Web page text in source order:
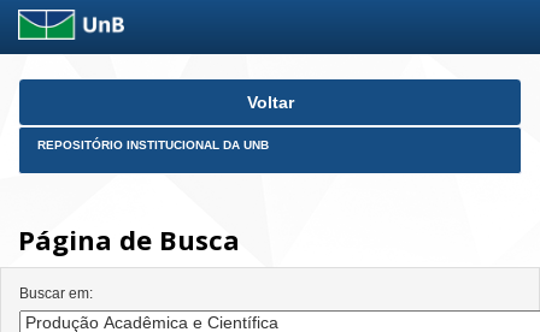
Skip
Voltar
REPOSITÓRIO INSTITUCIONAL DA UNB
Página de Busca
Buscar em: